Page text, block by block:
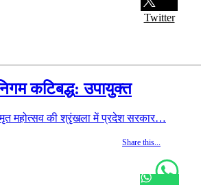
Twitter
कटिबद्ध: उपायुक्त
महोत्सव की श्रृंखला में प्रदेश सरकार…
Share this...